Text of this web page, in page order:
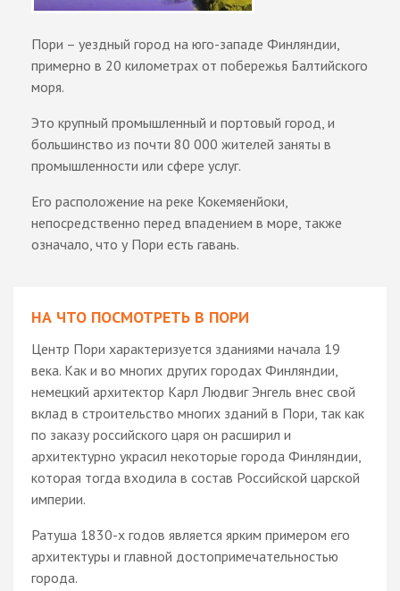
Пори – уездный город на юго-западе Финляндии,
примерно в 20 километрах от побережья Балтийского
моря.
Это крупный промышленный и портовый город, и
большинство из почти 80 000 жителей заняты в
промышленности или сфере услуг.
Его расположение на реке Кокемяенйоки,
непосредственно перед впадением в море, также
означало, что у Пори есть гавань.
НА ЧТО ПОСМОТРЕТЬ В ПОРИ
Центр Пори характеризуется зданиями начала 19
века. Как и во многих других городах Финляндии,
немецкий архитектор Карл Людвиг Энгель внес свой
вклад в строительство многих зданий в Пори, так как
по заказу российского царя он расширил и
архитектурно украсил некоторые города Финляндии,
которая тогда входила в состав Российской царской
империи.
Ратуша 1830-х годов является ярким примером его
архитектуры и главной достопримечательностью
города.